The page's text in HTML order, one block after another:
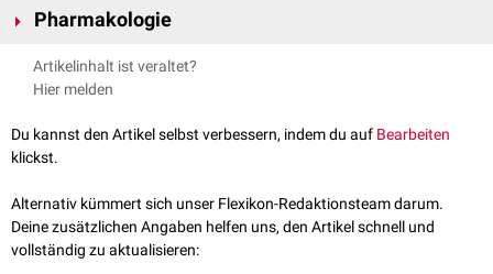
Acetylgalactosaminyltransferasen
Beim Menschen bildet N-Acetylgalactosamin das terminale
Blutgruppenmerkmal B enthält stattdessen Galactose.
N-Acetylgalactosamin ist ein Baustein von
Chondroitinsulfatsund andererGlykosaminoglykane(GAGs).
N-Acetylgalactosamin kommt in hoher Konzentration in den
Pharmakologie
GalNAc wird in der Pharmazie
Drug Delivery) verwendet.
Artikelinhalt ist veraltet?
Hier melden
Du kannst den Artikel selbst verbessern, indem du auf Bearbeiten
klickst.
Alternativ kümmert sich unser Flexikon-Redaktionsteam darum.
Deine zusätzlichen Angaben helfen uns, den Artikel schnell und
vollständig zu aktualisieren: